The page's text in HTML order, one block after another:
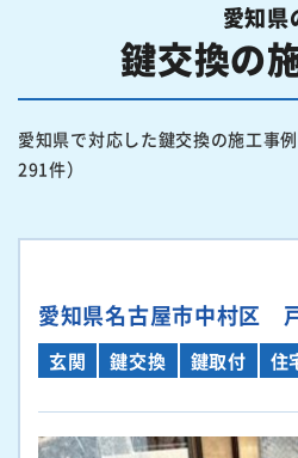
愛知県
鍵交換の
愛知県で対応した鍵交換の施工事
291件）
愛知県名古屋市中村区
玄関 鍵交換 鍵取付 住